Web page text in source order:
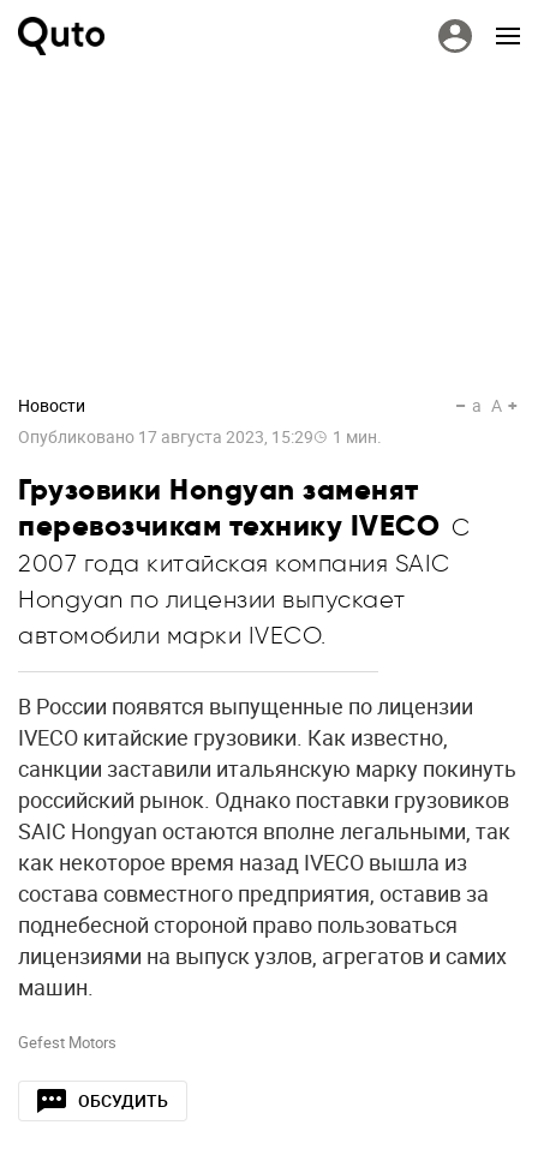
Новости
Опубликовано 17 августа 2023, 15:29 1 мин.
a A
Грузовики Hongyan заменят
перевозчикам технику IVECO C
2007 года китайская компания SAIC
Hongyan по лицензии выпускает
автомобили марки IVECO.
В России появятся выпущенные по лицензии
IVECO китайские грузовики. Как известно,
санкции заставили итальянскую марку покинуть
российский рынок. Однако поставки грузовиков
SAIC Hongyan остаются вполне легальными, так
как некоторое время назад IVECO вышла из
состава совместного предприятия, оставив за
поднебесной стороной право пользоваться
лицензиями на выпуск узлов, агрегатов и самих
машин.
Gefest Motors
ОБСУДИТЬ